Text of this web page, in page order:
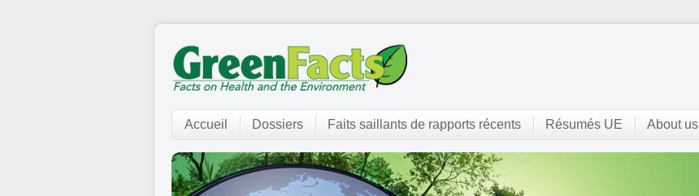
Accueil Dossiers Faits saillants de rapports récents Résumés UE About us